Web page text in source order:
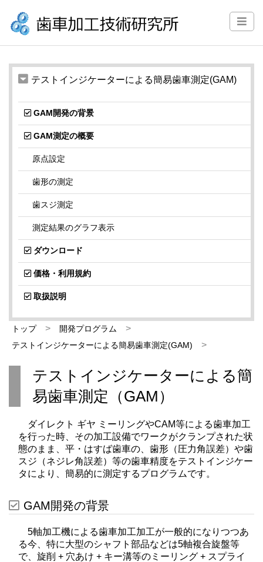
テストインジケーターによる簡易歯車測定(GAM)
GAM開発の背景
GAM測定の概要
原点設定
歯形の測定
歯スジ測定
測定結果のグラフ表示
ダウンロード
価格・利用規約
取扱説明
トップ
開発プログラム
テストインジケーターによる簡易歯車測定(GAM)
テストインジケーターによる簡
易歯車測定（GAM）
ダイレクト ギヤ ミーリングやCAM等による歯車加工
を行った時、その加工設備でワークがクランプされた状
態のまま、平・はすば歯車の、歯形（圧力角誤差）や歯
スジ（ネジレ角誤差）等の歯車精度をテストインジケー
タにより、簡易的に測定するプログラムです。
GAM開発の背景
5軸加工機による歯車加工加工が一般的になりつつあ
る今、特に大型のシャフト部品などは5軸複合旋盤等
で、旋削 + 穴あけ + キー溝等のミーリング + スプライ